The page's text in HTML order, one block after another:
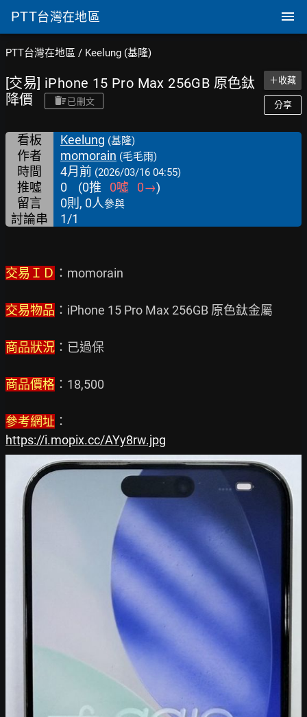
PTT台灣在地區
PTT台灣在地區 / Keelung (基隆)
[交易] iPhone 15 Pro Max 256GB 原色鈦
降價
已刪文
＋收藏
分享
看板 Keelung (基隆)
作者 momorain (毛毛雨)
時間 4月前 (2026/03/16 04:55)
推噓 0 (0推 0噓 0→)
留言
0則, 0人參與
討論串 1/1
交易ＩＤ ：momorain
交易物品 ：iPhone 15 Pro Max 256GB 原色鈦金屬
商品狀況 ：已過保
商品價格 ：18,500
參考網址
https://i.mopix.cc/AYy8rw.jpg